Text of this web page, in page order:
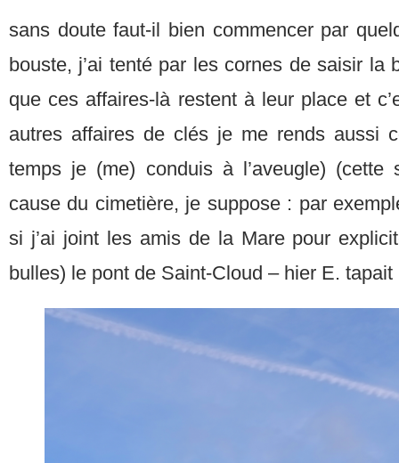
sans doute faut-il bien commencer par
bouste, j’ai tenté par les cornes de saisir la
que ces affaires-là restent à leur place et
autres affaires de clés je me rends aussi
temps je (me) conduis à l’aveugle)
cause du cimetière, je suppose : par
si j’ai joint les amis de la Mare pour
bulles) le pont de Saint-Cloud – hier E.